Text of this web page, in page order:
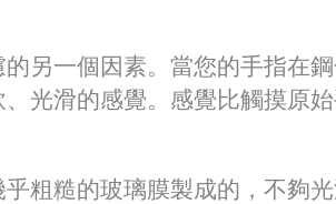
另一個因素。當您的手指在
光滑的感覺。感覺比觸摸原
粗糙的玻璃膜製成的，不夠